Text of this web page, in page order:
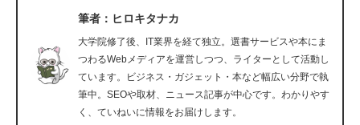
モノづくり技術者専門サイト
エレクトロニクス専門サイト
電子設計の基本と応用
筆者：ヒロキタナカ
大学院修了後、IT業界を経て独立。選書サービスや本にま
つわるWebメディアを運営しつつ、ライターとして活動し
ています。ビジネス・ガジェット・本など幅広い分野で執
筆中。SEOや取材、ニュース記事が中心です。わかりやす
く、ていねいに情報をお届けします。